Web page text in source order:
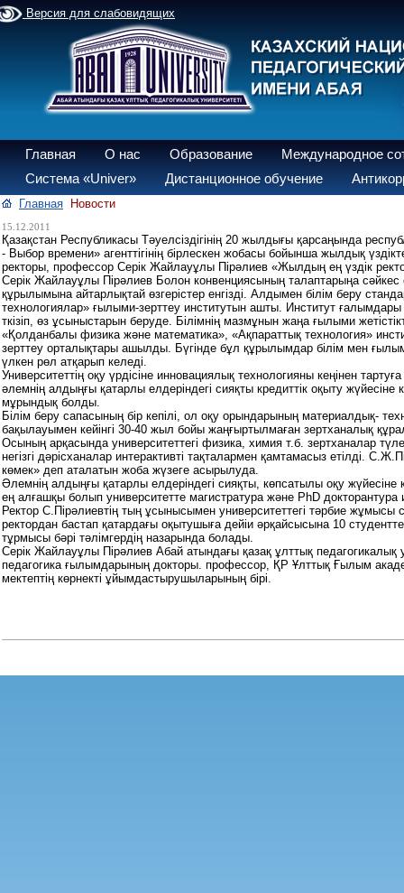
Версия для слабовидящих
Главная О нас Образование
Международное
Система «Univer»
Дистанционное обучение
Главная Новости
15.12.2011
Қазақстан Республикасы Тәуелсіздігінің 20 жылдығы қарсаңында
- Выбор времени» агенттігінің бірлескен жобасы бойынша жылдық
ректоры, профессор Серік Жайлауұлы Пірәлиев «Жылдың ең үздік
Серік Жайлауұлы Пірәлиев Болон конвенциясының талаптарыңа сәйкес
құрылымына айтарлықтай өзгерістер енгізді. Алдымен білім беру
технологиялар» ғылыми-зерттеу институтын ашты. Институт
ткізіп, өз ұсыныстарын беруде. Білімнің мазмұнын жаңа ғылыми
«Қолданбалы физика және математика», «Ақпараттық технология»
зерттеу орталықтары ашылды. Бүгінде бұл құрылымдар білім мен
үлкен рөл атқарып келеді.
Университеттің оқу үрдісіне инновациялық технологияны кеңінен
әлемнің алдыңғы қатарлы елдеріндегі сияқты кредиттік оқыту
мұрындық болды.
Білім беру сапасының бір кепілі, ол оқу орындарының материалдық-
бақылауымен кейінгі 30-40 жыл бойы жаңғыртылмаған зертханалық
Осының арқасында университеттегі физика, химия т.б. зертханалар
негізгі дәрісханалар интерактивті тақталармен қамтамасыз етілді.
көмек» деп аталатын жоба жүзеге асырылуда.
Әлемнің алдыңғы қатарлы елдеріндегі сияқты, көпсатылы оқу
ең алғашқы болып университетте магистратура және PhD
Ректор С.Пірәлиевтің тың ұсынысымен университеттегі тәрбие
ректордан бастап қатардағы оқытушыға дейіи әрқайсысына 10
тұрмысы бәрі тәлімгердің назарында болады.
Серік Жайлауұлы Пірәлиев Абай атындағы қазақ ұлттық
педагогика ғылымдарының докторы. профессор, ҚР Ұлттық Ғылым
мектептің көрнекті ұйымдастырушыларының бірі.